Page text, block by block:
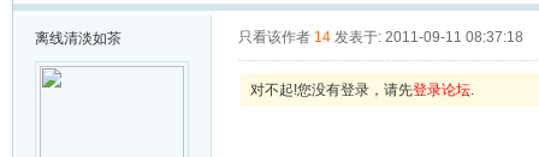
离线清淡如茶 只看该作者 14 发表于: 2011-09-11 08:37:18
对不起!您没有登录，请先登录论坛.